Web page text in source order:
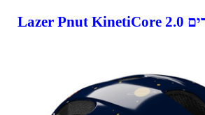
קסדת אופניים לילדים Lazer Pnut KinetiCore 2.0